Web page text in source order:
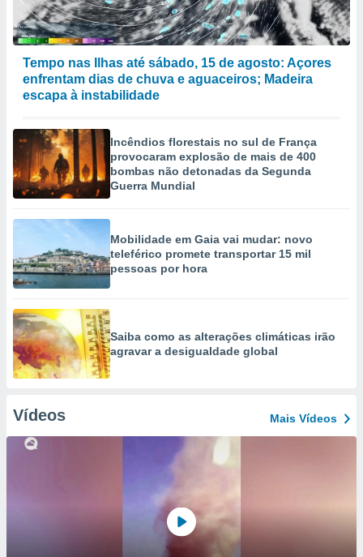
Tempo nas Ilhas até sábado, 15 de agosto: Açores
enfrentam dias de chuva e aguaceiros; Madeira
escapa à instabilidade
Incêndios florestais no sul de França
provocaram explosão de mais de 400
bombas não detonadas da Segunda
Guerra Mundial
Mobilidade em Gaia vai mudar: novo
teleférico promete transportar 15 mil
pessoas por hora
Saiba como as alterações climáticas irão
agravar a desigualdade global
Vídeos Mais Vídeos